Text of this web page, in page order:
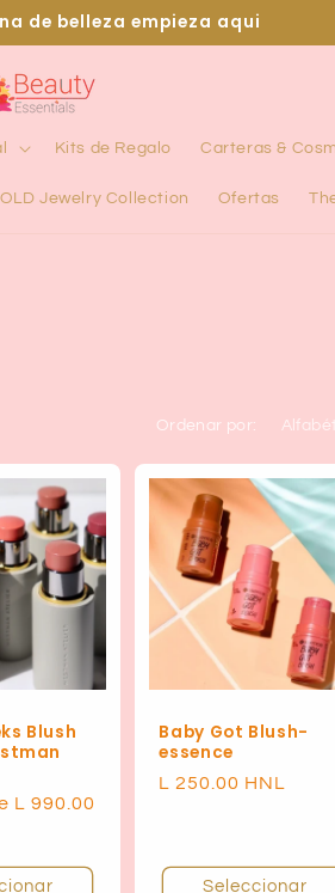
de belleza empieza aqui
Kits de Regalo Carteras &
Jewelry Collection Ofertas
Ordenar por:
Blush
L 990.00
Baby Got Blush-
essence
Precio
L 250.00 HNL
Seleccionar